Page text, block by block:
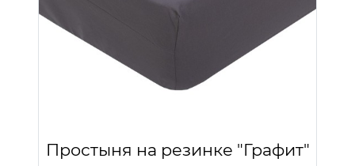
Простыня на резинке "Графит"